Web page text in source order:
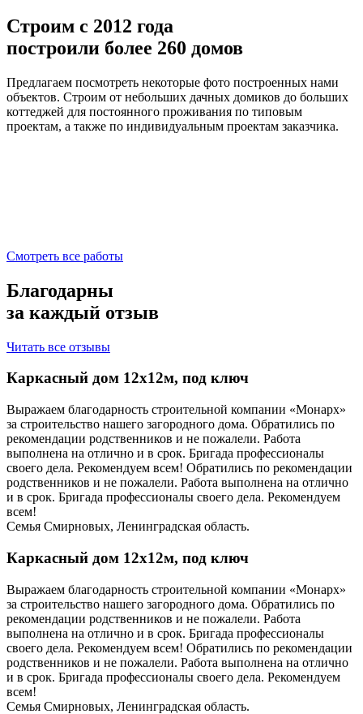
Строим с 2012 года
построили более 260 домов
Предлагаем посмотреть некоторые фото построенных нами
объектов. Строим от небольших дачных домиков до больших
коттеджей для постоянного проживания по типовым
проектам, а также по индивидуальным проектам заказчика.
Смотреть все работы
Благодарны
за каждый отзыв
Читать все отзывы
Каркасный дом 12х12м, под ключ
Выражаем благодарность строительной компании «Монарх»
за строительство нашего загородного дома. Обратились по
рекомендации родственников и не пожалели. Работа
выполнена на отлично и в срок. Бригада профессионалы
своего дела. Рекомендуем всем! Обратились по рекомендации
родственников и не пожалели. Работа выполнена на отлично
и в срок. Бригада профессионалы своего дела. Рекомендуем
всем!
Семья Смирновых, Ленинградская область.
Каркасный дом 12х12м, под ключ
Выражаем благодарность строительной компании «Монарх»
за строительство нашего загородного дома. Обратились по
рекомендации родственников и не пожалели. Работа
выполнена на отлично и в срок. Бригада профессионалы
своего дела. Рекомендуем всем! Обратились по рекомендации
родственников и не пожалели. Работа выполнена на отлично
и в срок. Бригада профессионалы своего дела. Рекомендуем
всем!
Семья Смирновых, Ленинградская область.